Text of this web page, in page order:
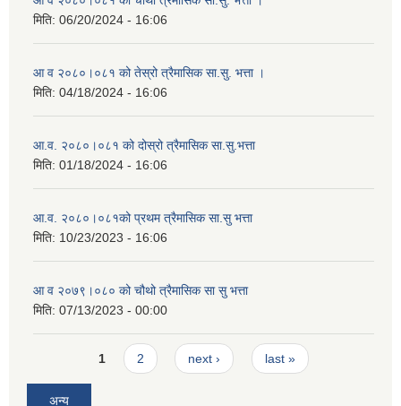
मिति: 06/20/2024 - 16:06
आ व २०८०।०८१ को तेस्रो त्रैमासिक सा.सु. भत्ता ।
मिति: 04/18/2024 - 16:06
आ.व. २०८०।०८१ को दोस्रो त्रैमासिक सा.सु.भत्ता
मिति: 01/18/2024 - 16:06
आ.व. २०८०।०८१को प्रथम त्रैमासिक सा.सु भत्ता
मिति: 10/23/2023 - 16:06
आ व २०७९।०८० को चौथो त्रैमासिक सा सु भत्ता
मिति: 07/13/2023 - 00:00
Pages1 2 next › last »
अन्य